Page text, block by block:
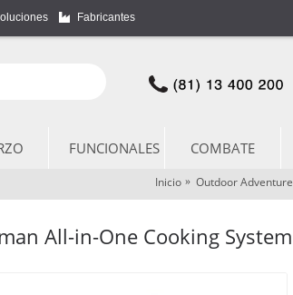
Fabricantes
FUNCIONALES COMBATE
Inicio Outdoor Adventure
All-in-One Cooking System